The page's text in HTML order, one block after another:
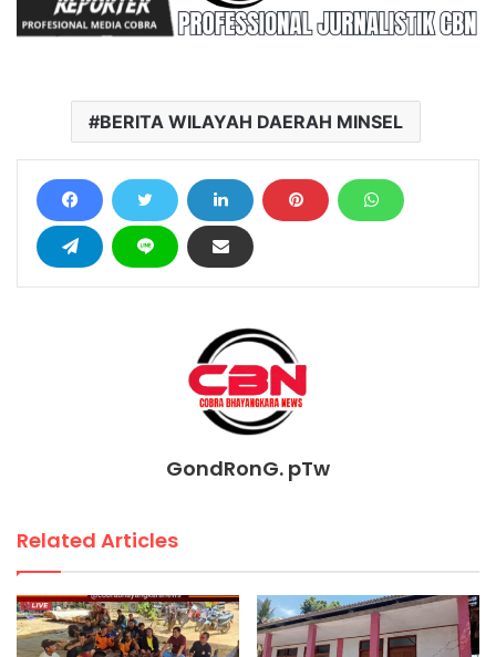
BERITA WILAYAH DAERAH MINSEL
GondRonG. pTw
Related Articles